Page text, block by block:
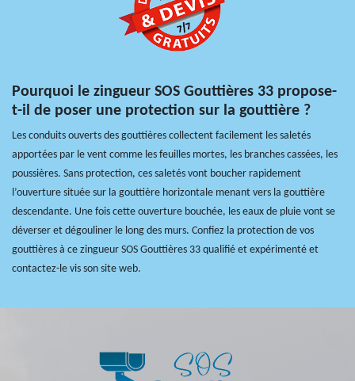
Pourquoi le zingueur SOS Gouttières 33 propose-
t-il de poser une protection sur la gouttière ?
Les conduits ouverts des gouttières collectent facilement les saletés
apportées par le vent comme les feuilles mortes, les branches cassées, les
poussières. Sans protection, ces saletés vont boucher rapidement
l’ouverture située sur la gouttière horizontale menant vers la gouttière
descendante. Une fois cette ouverture bouchée, les eaux de pluie vont se
déverser et dégouliner le long des murs. Confiez la protection de vos
gouttières à ce zingueur SOS Gouttières 33 qualifié et expérimenté et
contactez-le vis son site web.